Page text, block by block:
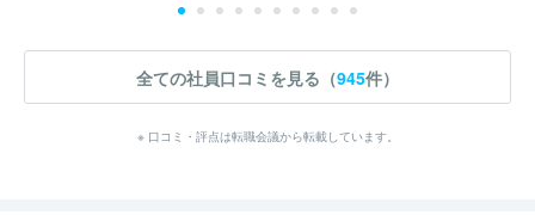
全ての社員口コミを見る（945件）
※ 口コミ・評点は転職会議から転載しています。